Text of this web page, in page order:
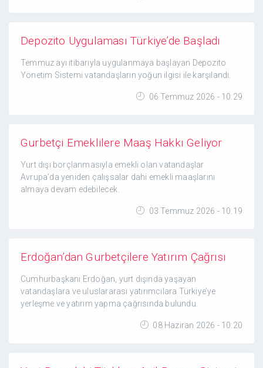
Depozito Uygulaması Türkiye’de Başladı
Temmuz ayı itibarıyla uygulanmaya başlayan Depozito
Yönetim Sistemi vatandaşların yoğun ilgisi ile karşılandı.
06 Temmuz 2026 - 10:29
Gurbetçi Emeklilere Maaş Hakkı Geliyor
Yurt dışı borçlanmasıyla emekli olan vatandaşlar
Avrupa’da yeniden çalışsalar dahi emekli maaşlarını
almaya devam edebilecek.
03 Temmuz 2026 - 10:19
Erdoğan’dan Gurbetçilere Yatırım Çağrısı
Cumhurbaşkanı Erdoğan, yurt dışında yaşayan
vatandaşlara ve uluslararası yatırımcılara Türkiye’ye
yerleşme ve yatırım yapma çağrısında bulundu.
08 Haziran 2026 - 10:20